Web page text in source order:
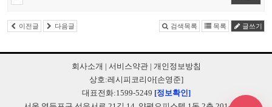
이전글 다음글 검색목록 목록 글쓰기
회사소개 | 서비스약관| 개인정보방침
상호:레시피코리아[손영준]
대표전화:1599-5249 [정보확인]